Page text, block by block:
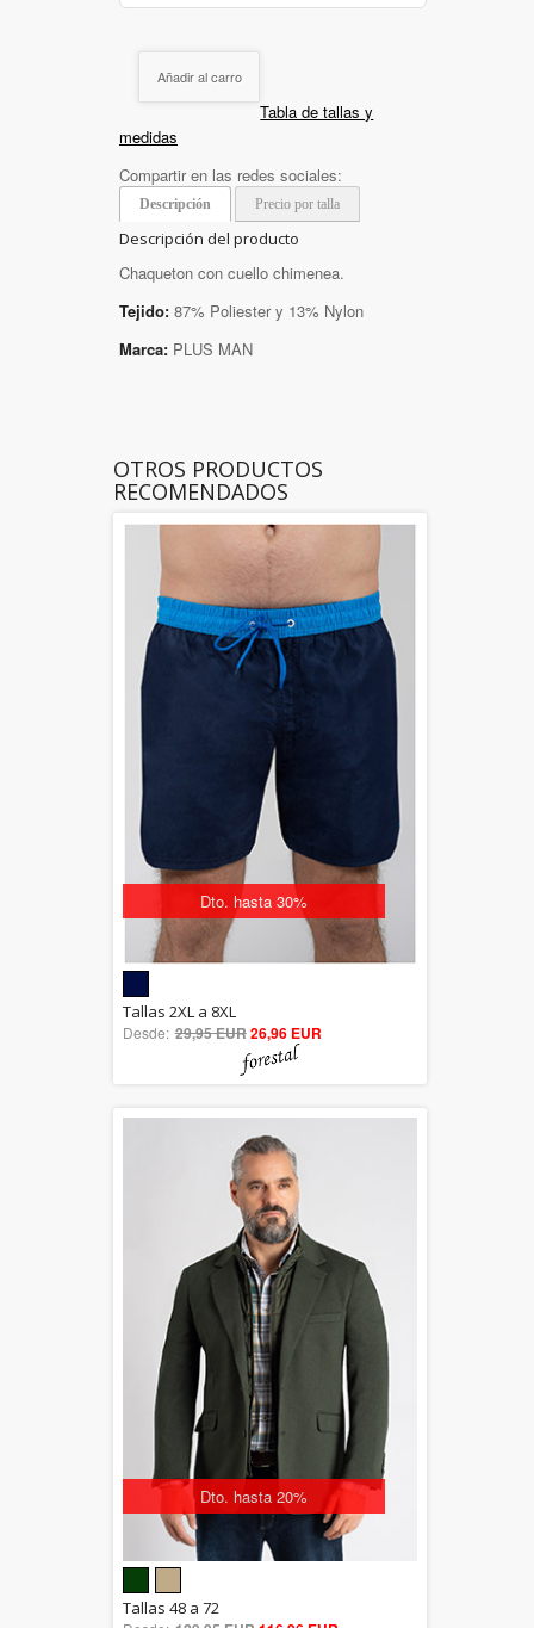
Añadir al carro
Tabla de tallas y
medidas
Compartir en las redes sociales:
Descripción Precio por talla
Descripción del producto
Chaqueton con cuello chimenea.
Tejido: 87% Poliester y 13% Nylon
Marca: PLUS MAN
OTROS PRODUCTOS
RECOMENDADOS
Dto. hasta 30%
5.00
out of 5
Tallas 2XL a 8XL
Desde: 29,95 EUR26,96 EUR
Dto. hasta 20%
Tallas 48 a 72